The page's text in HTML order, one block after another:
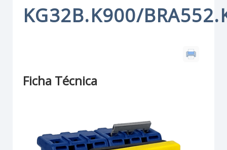
KG32B.K900/
Ficha Técnica